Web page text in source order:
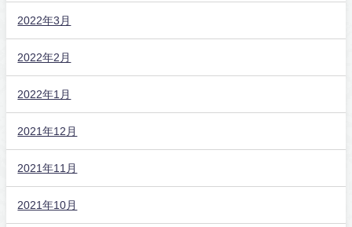
2022年3月
2022年2月
2022年1月
2021年12月
2021年11月
2021年10月